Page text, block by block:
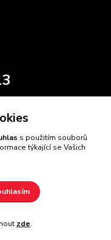
výživa//Webdesign
rychle.cz
s použitím souborů
týkající se Vašich
zde.